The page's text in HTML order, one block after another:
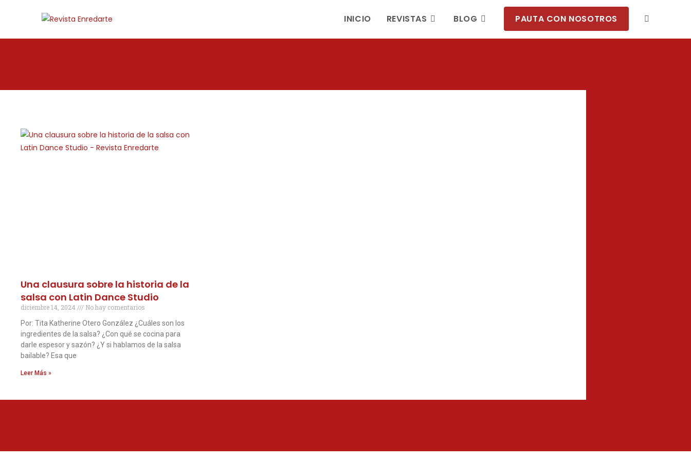
INICIO REVISTAS BLOG PAUTA CON NOSOTROS
Una clausura sobre la historia de la
salsa con Latin Dance Studio
diciembre 14, 2024
No hay comentarios
Por: Tita Katherine Otero González ¿Cuáles son los
ingredientes de la salsa? ¿Con qué se cocina para
darle espesor y sazón? ¿Y si hablamos de la salsa
bailable? Esa que
Leer Más »